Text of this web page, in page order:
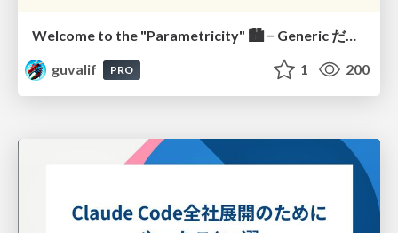
Welcome to the "Parametricity" 🏙️ − Generic だけど Specific な世界 −
guvalif
PRO 1 200